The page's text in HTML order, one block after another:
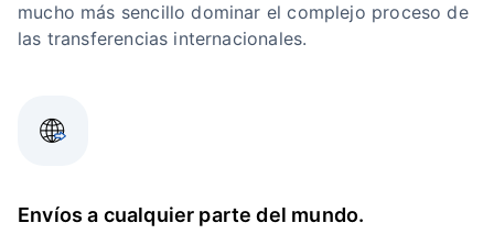
mucho más sencillo dominar el complejo proceso de
las transferencias internacionales.
Envíos a cualquier parte del mundo.